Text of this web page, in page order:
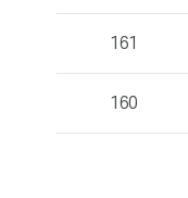
수
161
160